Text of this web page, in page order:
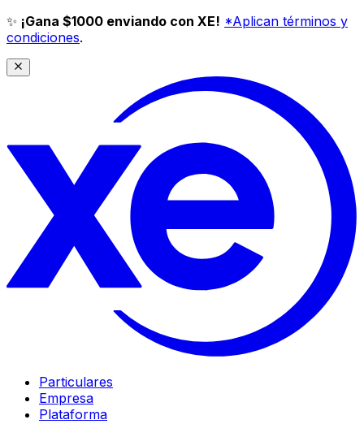
✨ ¡Gana $1000 enviando con XE! *Aplican términos y
condiciones.
Particulares
Empresa
Plataforma